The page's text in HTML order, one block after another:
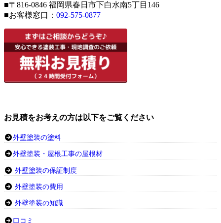
■〒816-0846 福岡県春日市下白水南5丁目146
■お客様窓口： 092-575-0877
お見積をお考えの方は以下をご覧ください
外壁塗装の塗料
外壁塗装・屋根工事の屋根材
外壁塗装の保証制度
外壁塗装の費用
外壁塗装の知識
口コミ